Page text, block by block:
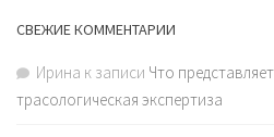
СВЕЖИЕ КОММЕНТАРИИ
Ирина к записи Что
трасологическая экспертиза